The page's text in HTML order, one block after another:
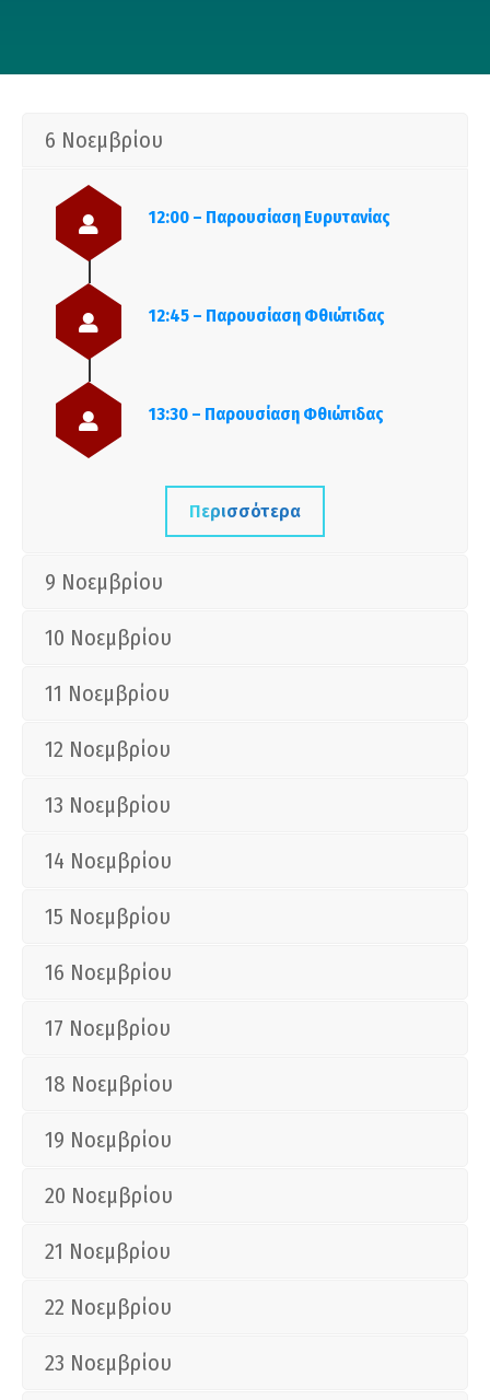
6 Νοεμβρίου
12:00 – Παρουσίαση Ευρυτανίας
12:45 – Παρουσίαση Φθιώτιδας
13:30 – Παρουσίαση Φθιώτιδας
Περισσότερα
9 Νοεμβρίου
10 Νοεμβρίου
11 Νοεμβρίου
12 Νοεμβρίου
13 Νοεμβρίου
14 Νοεμβρίου
15 Νοεμβρίου
16 Νοεμβρίου
17 Νοεμβρίου
18 Νοεμβρίου
19 Νοεμβρίου
20 Νοεμβρίου
21 Νοεμβρίου
22 Νοεμβρίου
23 Νοεμβρίου